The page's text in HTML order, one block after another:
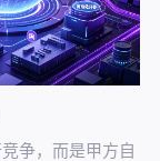
争，而是甲方自